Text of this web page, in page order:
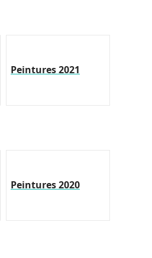
Peintures 2021
Peintures 2020